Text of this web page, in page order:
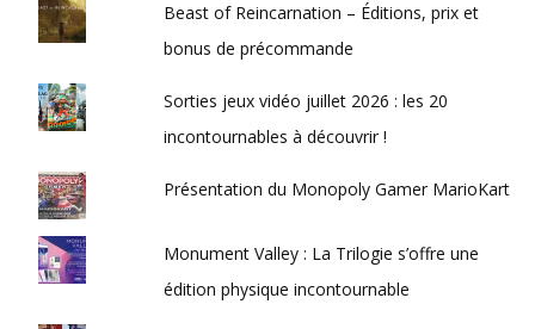
Beast of Reincarnation – Éditions, prix et
bonus de précommande
Sorties jeux vidéo juillet 2026 : les 20
incontournables à découvrir !
Présentation du Monopoly Gamer MarioKart
Monument Valley : La Trilogie s’offre une
édition physique incontournable